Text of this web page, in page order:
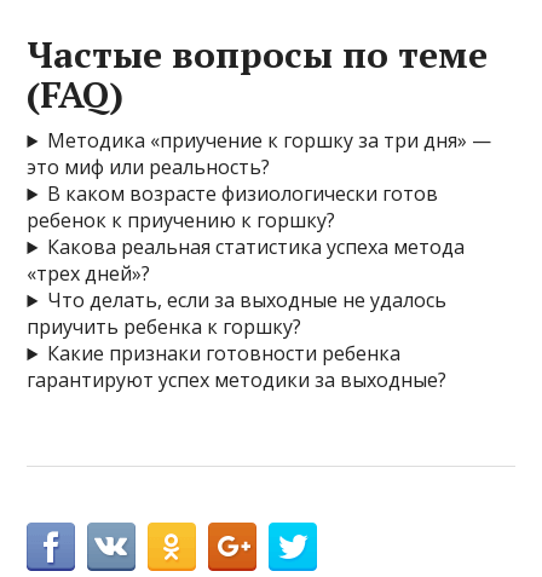
Частые вопросы по теме
(FAQ)
Методика «приучение к горшку за три дня» —
это миф или реальность?
В каком возрасте физиологически готов
ребенок к приучению к горшку?
Какова реальная статистика успеха метода
«трех дней»?
Что делать, если за выходные не удалось
приучить ребенка к горшку?
Какие признаки готовности ребенка
гарантируют успех методики за выходные?